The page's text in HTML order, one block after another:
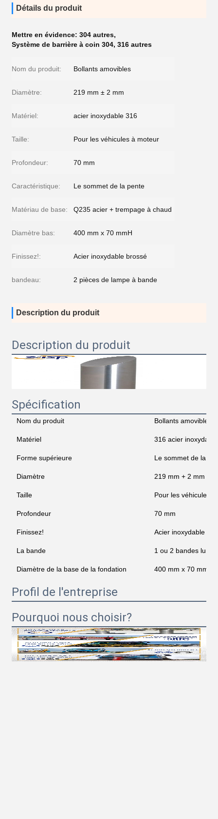
Détails du produit
Mettre en évidence: 304 autres,
Système de barrière à coin 304, 316 autres
Nom du produit: Bollants amovibles
Diamètre: 219 mm ± 2 mm
Matériel: acier inoxydable 316
Taille: Pour les véhicules à moteur
Profondeur: 70 mm
Caractéristique: Le sommet de la pente
Matériau de base: Q235 acier + trempage à chaud
Diamètre bas: 400 mm x 70 mmH
Finissez!: Acier inoxydable brossé
bandeau: 2 pièces de lampe à bande
Description du produit
Description du produit
Spécification
Nom du produit Bollants amovibles
Matériel 316 acier inoxydable
Forme supérieure Le sommet de la
Diamètre 219 mm + 2 mm
Taille Pour les véhicules
Profondeur 70 mm
Finissez! Acier inoxydable
La bande 1 ou 2 bandes
Diamètre de la base de la fondation 400 mm x 70 mmH
Profil de l'entreprise
Pourquoi nous choisir?